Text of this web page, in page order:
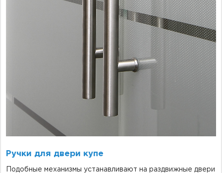
Ручки для двери купе
Подобные механизмы устанавливают на раздвижные двери